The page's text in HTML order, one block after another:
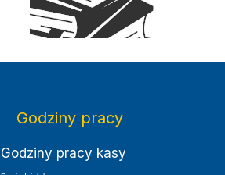
Godziny pracy
Godziny pracy kasy